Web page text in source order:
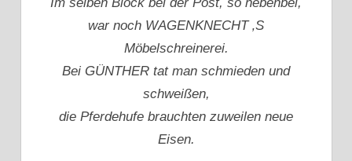
war noch WAGENKNECHT ‚S
Möbelschreinerei.
Bei GÜNTHER tat man schmieden und
schweißen,
die Pferdehufe brauchten zuweilen neue
Eisen.